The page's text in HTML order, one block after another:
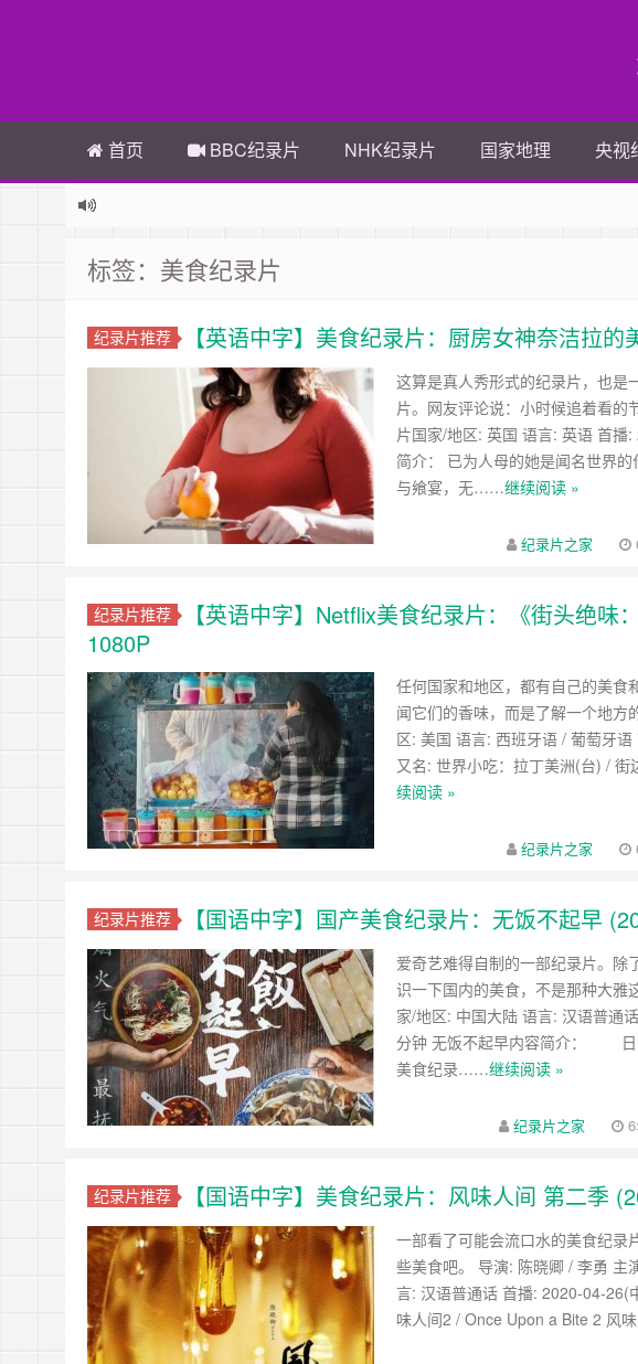
首页 BBC纪录片 NHK纪录片 国家地理 央视
标签：美食纪录片
纪录片推荐 【英语中字】美食纪录片：厨房女神奈洁拉的
这算是真人秀形式的纪录片，也是
片。网友评论说：小时候追着看的
片国家/地区: 英国 语言: 英语 首
简介： 已为人母的她是闻名世界
与飨宴，无……继续阅读 »
纪录片之家
纪录片推荐
【英语中字】Netflix美食纪录片：《街头绝
1080P
任何国家和地区，都有自己的美食
闻它们的香味，而是了解一个地
区: 美国 语言: 西班牙语 / 葡萄牙
又名: 世界小吃：拉丁美洲(台) /
续阅读 »
纪录片之家
纪录片推荐 【国语中字】国产美食纪录片：无饭不起早
爱奇艺难得自制的一部纪录片。除
识一下国内的美食，不是那种大雅
家/地区: 中国大陆 语言: 汉语普通
分钟 无饭不起早内容简介： 日
美食纪录……继续阅读 »
纪录片之家
纪录片推荐 【国语中字】美食纪录片：风味人间 第二季
一部看了可能会流口水的美食纪录
些美食吧。 导演: 陈晓卿 / 李勇 主
言: 汉语普通话 首播: 2020-04-26(
味人间2 / Once Upon a Bite 2 风